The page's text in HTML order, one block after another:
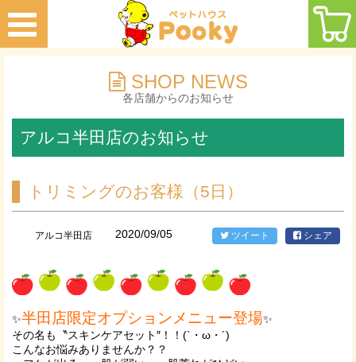
SHOP NEWS
各店舗からのお知らせ
アルコ半田店のお知らせ
トリミングのお客様（5日）
アルコ半田店 2020/09/05 ツイート シェア
✨半田店限定オプションメニュー登場✨
その名も〝スキンケアセット″！！(`・ω・´)
こんなお悩みありませんか？？